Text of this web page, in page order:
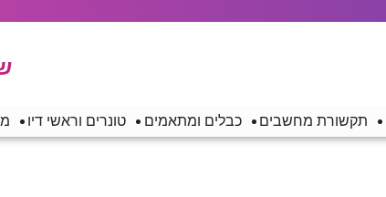
תקשורת מחשבים כבלים ומתאמים טונרים וראשי דיו